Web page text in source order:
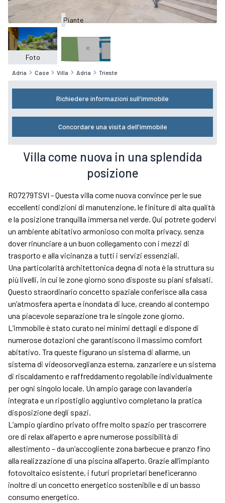
Foto
Piante
Adria Case Villa Adria Trieste
Villa come nuova in una splendida
posizione
R07279TSVI - Questa villa come nuova convince per le sue
eccellenti condizioni di manutenzione, le finiture di alta qualità
e la posizione tranquilla immersa nel verde. Qui potrete godervi
un ambiente abitativo armonioso con molta privacy, senza
dover rinunciare a un buon collegamento con i mezzi di
trasporto e alla vicinanza a tutti i servizi essenziali.
Una particolarità architettonica degna di nota è la struttura su
più livelli, in cui le zone giorno sono disposte su piani sfalsati.
Questo straordinario concetto spaziale conferisce alla casa
un’atmosfera aperta e inondata di luce, creando al contempo
una piacevole separazione tra le singole zone giorno.
L’immobile è stato curato nei minimi dettagli e dispone di
numerose dotazioni che garantiscono il massimo comfort
abitativo. Tra queste figurano un sistema di allarme, un
sistema di videosorveglianza esterna, zanzariere e un sistema
di riscaldamento e raffreddamento regolabile individualmente
per ogni singolo locale. Un ampio garage con lavanderia
integrata e un ripostiglio aggiuntivo completano la pratica
disposizione degli spazi.
L’ampio giardino privato offre molto spazio per trascorrere
ore di relax all’aperto e apre numerose possibilità di
allestimento – da un’accogliente zona barbecue e pranzo fino
alla realizzazione di una piscina all’aperto. Grazie all’impianto
fotovoltaico esistente, i futuri proprietari beneficeranno
inoltre di un concetto energetico sostenibile e di un basso
consumo energetico.
Richiedere informazioni sull'immobile
Concordare una visita dell'immobile